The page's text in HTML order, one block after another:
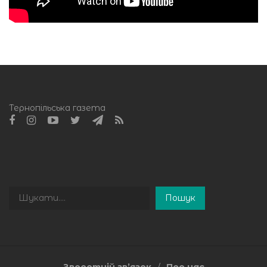
Тернопільська газета
Пошук
Пошук